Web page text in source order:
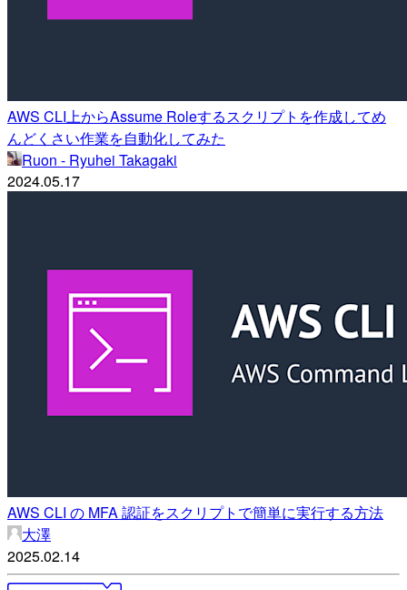
AWS CLI上からAssume Roleするスクリプトを作成してめ
んどくさい作業を自動化してみた
Ruon - Ryuhei Takagaki
2024.05.17
AWS CLI の MFA 認証をスクリプトで簡単に実行する方法
大澤
2025.02.14